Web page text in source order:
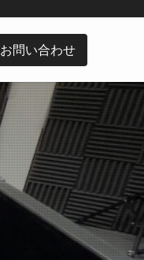
お問い合わせ